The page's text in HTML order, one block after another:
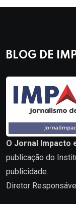
BLOG DE
O Jornal Impacto
publicação do
publicidade.
Diretor